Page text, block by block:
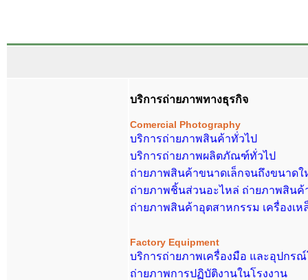
บริการถ่ายภาพทางธุรกิจ
Comercial Photography
บริการถ่ายภาพสินค้าทั่วไป
บริการถ่ายภาพผลิตภัณฑ์ทั่วไป
ถ่ายภาพสินค้าขนาดเล็กจนถึงขนาด
ถ่ายภาพชิ้นส่วนอะไหล่ ถ่ายภาพสินค้
ถ่ายภาพสินค้าอุตสาหกรรม เครื่องเห
Factory Equipment
บริการถ่ายภาพเครื่องมือ และอุปกรณ์
ถ่ายภาพการปฏิบัติงานในโรงงาน